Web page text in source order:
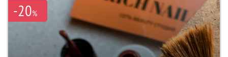
-20%